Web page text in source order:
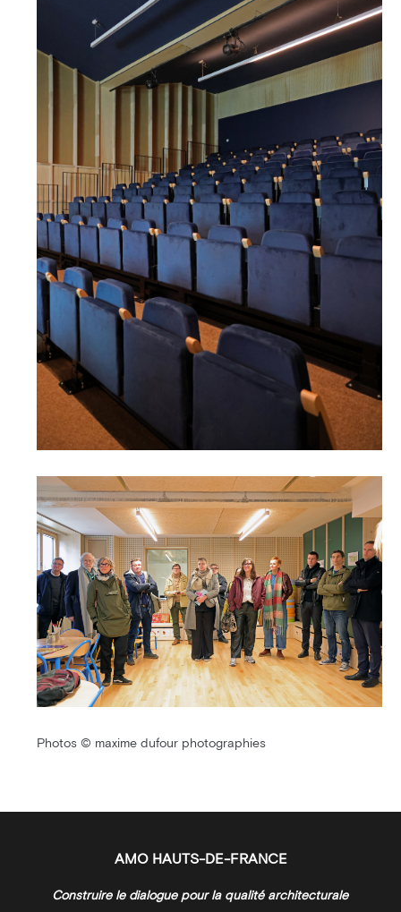
Photos © maxime dufour photographies
AMO HAUTS-DE-FRANCE
Construire le dialogue pour la qualité architecturale